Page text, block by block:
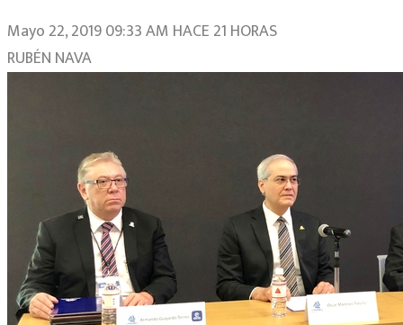
Mayo 22, 2019 09:33 AM HACE 21 HORAS
RUBÉN NAVA